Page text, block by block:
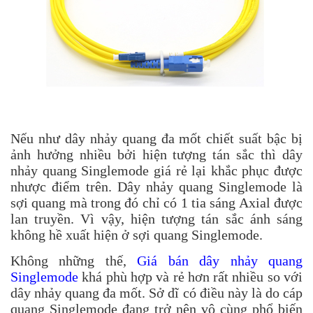
Nếu như dây nhảy quang đa mốt chiết suất bậc bị
ảnh hưởng nhiều bởi hiện tượng tán sắc thì dây
nhảy quang Singlemode giá rẻ lại khắc phục được
nhược điểm trên. Dây nhảy quang Singlemode là
sợi quang mà trong đó chỉ có 1 tia sáng Axial được
lan truyền. Vì vậy, hiện tượng tán sắc ánh sáng
không hề xuất hiện ở sợi quang Singlemode.
Không những thế,Giá bán dây nhảy quang
Singlemode khá phù hợp và rẻ hơn rất nhiều so với
dây nhảy quang đa mốt. Sở dĩ có điều này là do cáp
quang Singlemode đang trở nên vô cùng phổ biến